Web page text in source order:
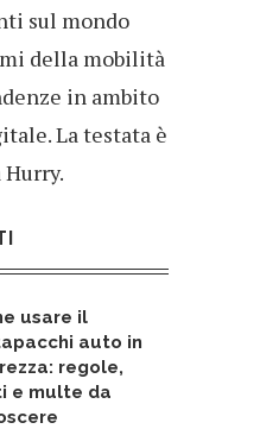
sul mondo
della mobilità
in ambito
La testata è
usare il
auto in
regole,
e multe da